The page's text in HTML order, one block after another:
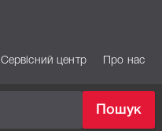
Сервісний центр Про нас
Пошук